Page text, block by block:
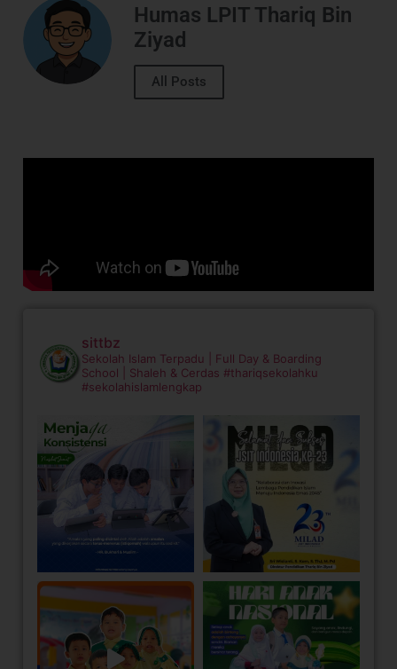
Humas LPIT Thariq Bin
Ziyad
All Posts
sittbz
Sekolah Islam Terpadu | Full Day & Boarding
School | Shaleh & Cerdas #thariqsekolahku
#sekolahislamlengkap